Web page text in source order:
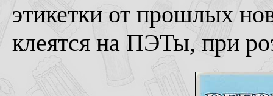
этикетки от прошлых
клеятся на ПЭТы, при